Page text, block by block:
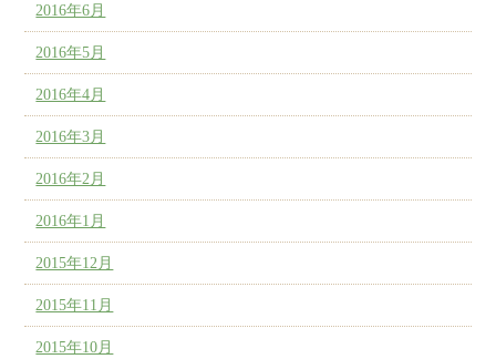
2016年6月
2016年5月
2016年4月
2016年3月
2016年2月
2016年1月
2015年12月
2015年11月
2015年10月